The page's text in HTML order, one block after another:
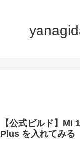
【公式ビルド】
Plus を入れてみる